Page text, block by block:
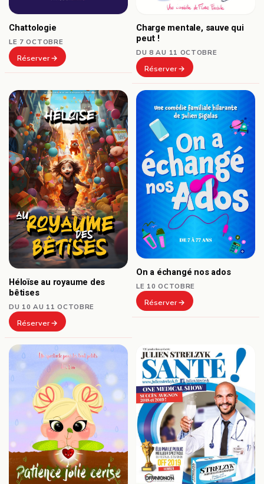
Chattologie
LE 7 OCTOBRE
Réserver
Charge mentale, sauve qui
peut !
DU 8 AU 11 OCTOBRE
Réserver
Héloïse au royaume des
bêtises
DU 10 AU 11 OCTOBRE
Réserver
On a échangé nos ados
LE 10 OCTOBRE
Réserver